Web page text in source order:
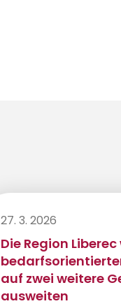
27. 3. 2026
Die Region
auf zwei weitere
ausweiten